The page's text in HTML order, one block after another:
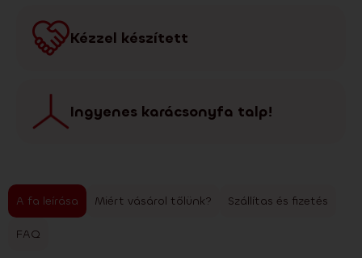
Kézzel készített
Ingyenes karácsonyfa talp!
A fa leírása Miért vásárol tőlünk? Szállítas és fizetés
FAQ